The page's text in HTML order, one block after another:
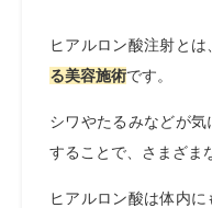
ヒアルロン酸注射とは
る美容施術です。
シワやたるみなどが
することで、さまざま
ヒアルロン酸は体内